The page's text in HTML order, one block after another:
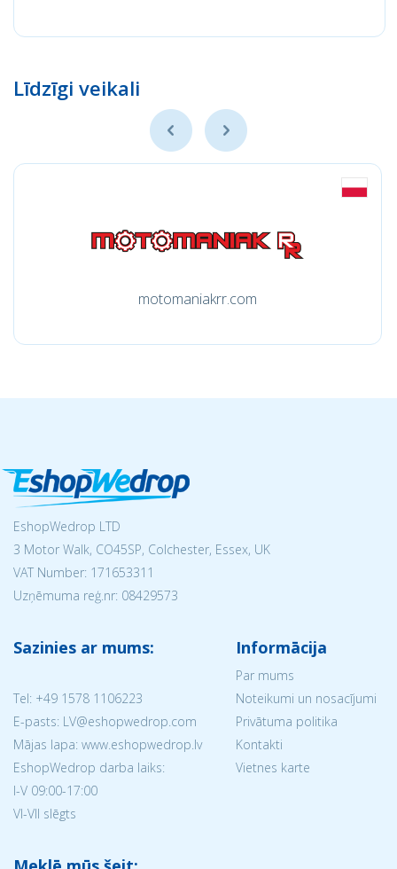
Līdzīgi veikali
motomaniakrr.com
EshopWedrop LTD
3 Motor Walk, CO45SP, Colchester, Essex, UK
VAT Number: 171653311
Uzņēmuma reģ.nr: 08429573
Sazinies ar mums:
Tel: +49 1578 1106223
E-pasts: LV@eshopwedrop.com
Mājas lapa: www.eshopwedrop.lv
EshopWedrop darba laiks:
I-V 09:00-17:00
VI-VII slēgts
Informācija
Par mums
Noteikumi un nosacījumi
Privātuma politika
Kontakti
Vietnes karte